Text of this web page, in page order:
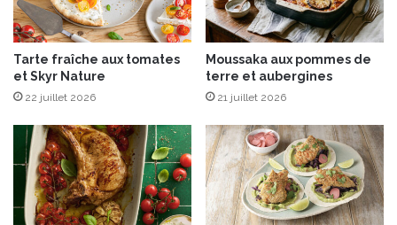
u
i
t
s
e
b
!
Tarte fraîche aux tomates
et Skyr Nature
22 juillet 2026
Moussaka aux pommes de
terre et aubergines
21 juillet 2026